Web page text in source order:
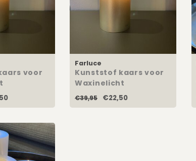
voor
Farluce
Kunststof kaars voor
Waxinelicht
Champagne
€39,95 €22,50